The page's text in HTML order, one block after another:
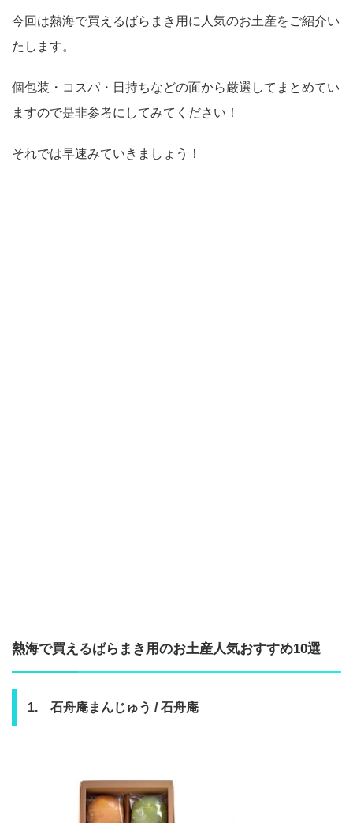
今回は熱海で買えるばらまき用に人気のお土産をご紹介い
たします。
個包装・コスパ・日持ちなどの面から厳選してまとめてい
ますので是非参考にしてみてください！
それでは早速みていきましょう！
熱海で買えるばらまき用のお土産人気おすすめ10選
1. 石舟庵まんじゅう / 石舟庵